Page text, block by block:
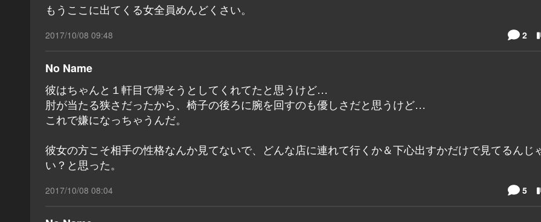
もうここに出てくる女全員めんどくさい。
2017/10/08 09:48 2
No Name
彼はちゃんと１軒目で帰そうとしてくれてたと思うけど…
肘が当たる狭さだったから、椅子の後ろに腕を回すのも優しさだと思うけど…
これで嫌になっちゃうんだ。
彼女の方こそ相手の性格なんか見てないで、どんな店に連れて行くか＆下心出すかだけで見てるんじ
い？と思った。
2017/10/08 08:04 5